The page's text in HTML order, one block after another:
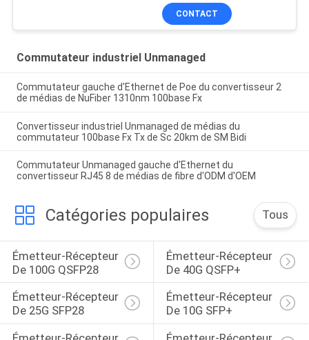
vacarme IP40
CONTACT
Commutateur industriel Unmanaged
Commutateur gauche d'Ethernet de Poe du convertisseur 2
de médias de NuFiber 1310nm 100base Fx
Convertisseur industriel Unmanaged de médias du
commutateur 100base Fx Tx de Sc 20km de SM Bidi
Commutateur Unmanaged gauche d'Ethernet du
convertisseur RJ45 8 de médias de fibre d'ODM d'OEM
Catégories populaires Tous
Émetteur-Récepteur
De 100G QSFP28
Émetteur-Récepteur
De 40G QSFP+
Émetteur-Récepteur
De 25G SFP28
Émetteur-Récepteur
De 10G SFP+